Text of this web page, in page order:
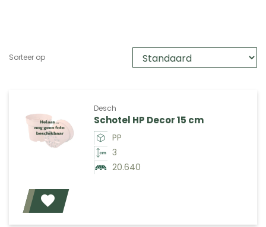
Sorteer op
Desch
Schotel HP Decor 15 cm
PP
3
20.640